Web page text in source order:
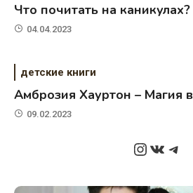
Что почитать на
04.04.2023
детские книги
Амброзия Хауртон – Магия
09.02.2023